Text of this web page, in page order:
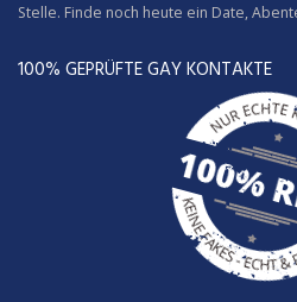
Stelle. Finde noch heute ein Date,
100% GEPRÜFTE GAY KONTAKTE